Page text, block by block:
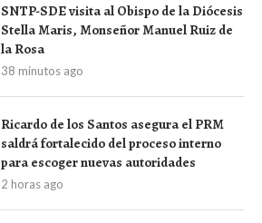
SNTP-SDE visita al Obispo de la Diócesis
Stella Maris, Monseñor Manuel Ruiz de
la Rosa
38 minutos ago
Ricardo de los Santos asegura el PRM
saldrá fortalecido del proceso interno
para escoger nuevas autoridades
2 horas ago